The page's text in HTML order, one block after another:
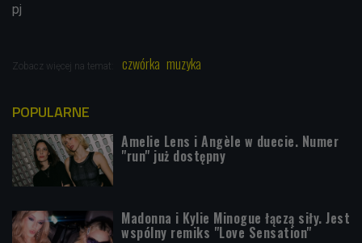
pj
Zobacz więcej na temat: czwórka muzyka
POPULARNE
Amelie Lens i Angèle w duecie. Numer
"run" już dostępny
Madonna i Kylie Minogue łączą siły. Jest
wspólny remiks "Love Sensation"